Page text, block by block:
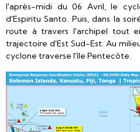
l'après-midi du 06 Avril, le
d'Espiritu Santo. Puis, dans la
route à travers l'archipel tout
trajectoire d'Est Sud-Est. Au
cyclone traverse l'île Pentecôte.